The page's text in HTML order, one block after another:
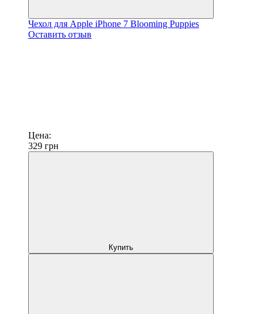
Чехол для Apple iPhone 7 Blooming Puppies
Оставить отзыв
Цена:
329 грн
Купить